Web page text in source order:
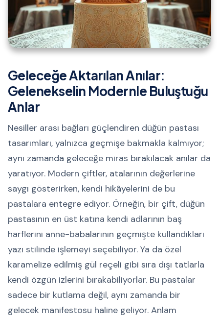
Geleceğe Aktarılan Anılar:
Gelenekselin Modernle Buluştuğu
Anlar
Nesiller arası bağları güçlendiren düğün pastası
tasarımları, yalnızca geçmişe bakmakla kalmıyor;
aynı zamanda geleceğe miras bırakılacak anılar da
yaratıyor. Modern çiftler, atalarının değerlerine
saygı gösterirken, kendi hikâyelerini de bu
pastalara entegre ediyor. Örneğin, bir çift, düğün
pastasının en üst katına kendi adlarının baş
harflerini anne-babalarının geçmişte kullandıkları
yazı stilinde işlemeyi seçebiliyor. Ya da özel
karamelize edilmiş gül reçeli gibi sıra dışı tatlarla
kendi özgün izlerini bırakabiliyorlar. Bu pastalar
sadece bir kutlama değil, aynı zamanda bir
gelecek manifestosu haline geliyor. Anlam